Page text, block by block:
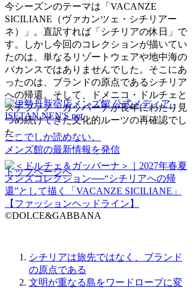
今シーズンのテーマは「VACANZE
SICILIANE（ヴァカンツェ・シチリアー
ネ）」。直訳すれば「シチリアの休日」で
す。しかし今回のコレクションが描いてい
たのは、単なるリゾートウェアや地中海の
バカンスではありませんでした。そこにあ
ったのは、ブランドの原点であるシチリア
への帰還。そして、ドメニコ・ドルチェと
ステファノ・ガッバーナが長年にわたり見
つめ続けてきた文化的ルーツの再確認でし
た。
©DOLCE&GABBANA
シチリアは旅先ではなく、ブランド
の原点である
文明が重なる島をワードローブに変
ここでしか読めない、
メンズ館の最新情報を発信
トップページへ